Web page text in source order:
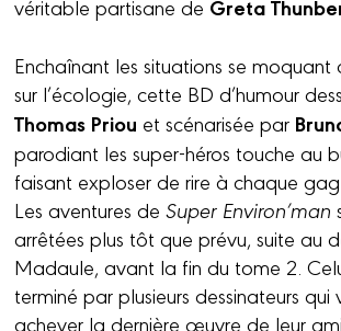
véritable partisane de Greta
Enchaînant les situations se moquant
sur l’écologie, cette BD d’humour
Thomas Priou et scénarisée par
parodiant les super-héros touche au
faisant exploser de rire à chaque gag.
Les aventures deSuper Environ’man
arrêtées plus tôt que prévu, suite au
Madaule, avant la fin du tome 2.
terminé par plusieurs dessinateurs qui
achever la dernière œuvre de leur